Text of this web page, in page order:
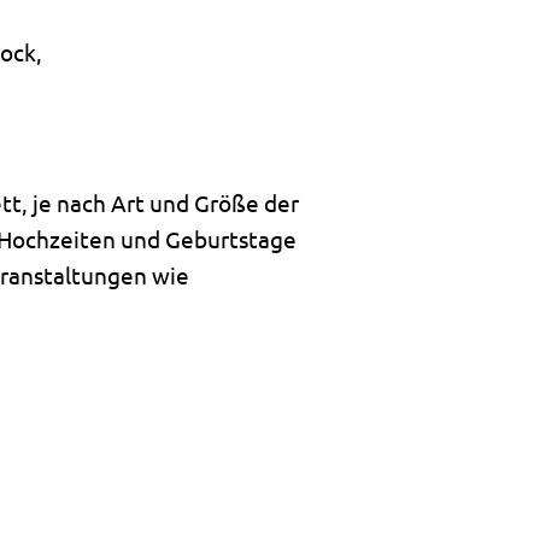
je nach Art und Größe der
und Geburtstage
wie